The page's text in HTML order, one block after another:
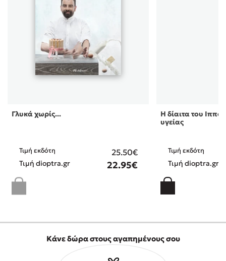
Γλυκά χωρίς...
Τιμή εκδότη 25.50€
Τιμή dioptra.gr 22.95€
Η δίαιτα του
υγείας
Τιμή εκδότη
Τιμή dioptra.gr
Κάνε δώρα στους αγαπημένους σου